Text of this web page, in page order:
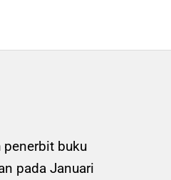
penerbit buku
pada Januari